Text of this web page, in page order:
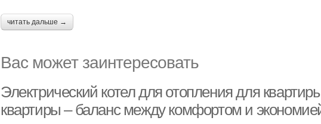
читать дальше →
Вас может заинтересовать
Электрический котел для отопления для
квартиры – баланс между комфортом и